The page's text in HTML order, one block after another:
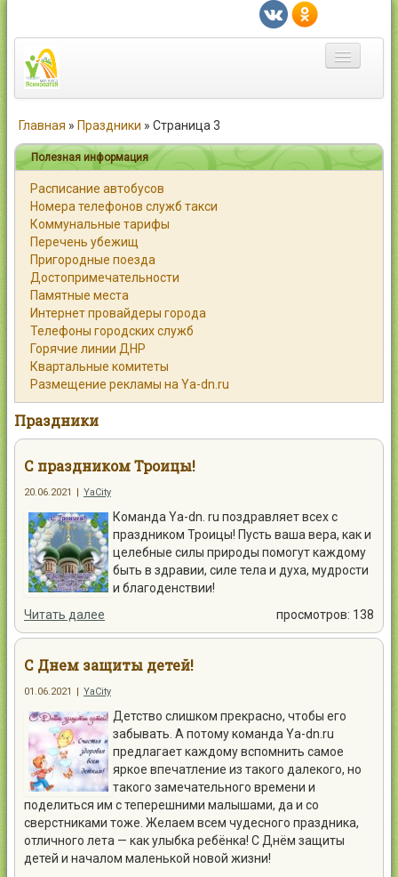
Город
Статьи
Каталог
Справочник
Работа
Объявления
Помощь
Контакты
Войти
Главная » Праздники » Страница 3
Полезная информация
Расписание автобусов
Номера телефонов служб такси
Коммунальные тарифы
Перечень убежищ
Пригородные поезда
Достопримечательности
Памятные места
Интернет провайдеры города
Телефоны городских служб
Горячие линии ДНР
Квартальные комитеты
Размещение рекламы на Ya-dn.ru
Праздники
С праздником Троицы!
20.06.2021 | YaCity
Команда Ya-dn. ru поздравляет всех с
праздником Троицы! Пусть ваша вера, как и
целебные силы природы помогут каждому
быть в здравии, силе тела и духа, мудрости
и благоденствии!
Читать далее
просмотров: 138
С Днем защиты детей!
01.06.2021 | YaCity
Детство слишком прекрасно, чтобы его
забывать. А потому команда Ya-dn.ru
предлагает каждому вспомнить самое
яркое впечатление из такого далекого, но
такого замечательного времени и
поделиться им с теперешними малышами, да и со
сверстниками тоже. Желаем всем чудесного праздника,
отличного лета — как улыбка ребёнка! С Днём защиты
детей и началом маленькой новой жизни!